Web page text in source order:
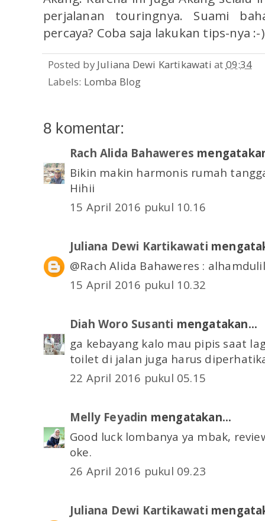
perjalanan touringnya. Suami
percaya? Coba saja lakukan tips-nya
Posted by Juliana Dewi Kartikawati at 09:34
Labels: Lomba Blog
8 komentar:
Rach Alida Bahaweres
Bikin makin harmonis rumah
Hihii
15 April 2016 pukul 10.16
Juliana Dewi Kartikawati
@Rach Alida Bahaweres :
15 April 2016 pukul 10.32
Diah Woro Susanti mengatakan...
ga kebayang kalo mau pipis saat
toilet di jalan juga harus
22 April 2016 pukul 05.15
Melly Feyadin mengatakan...
Good luck lombanya ya mbak,
oke.
26 April 2016 pukul 09.23
Juliana Dewi Kartikawati